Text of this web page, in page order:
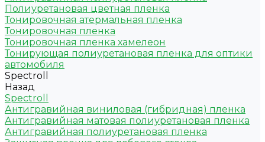
Полиуретановая цветная пленка
Тонировочная атермальная пленка
Тонировочная пленка
Тонировочная пленка хамелеон
Тонирующая полиуретановая пленка для оптики
автомобиля
Spectroll
Назад
Spectroll
Антигравийная виниловая (гибридная) пленка
Антигравийная матовая полиуретановая пленка
Антигравийная полиуретановая пленка